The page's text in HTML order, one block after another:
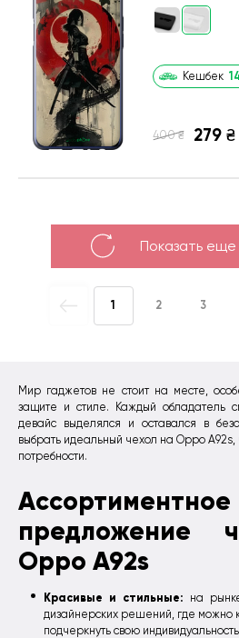
Мир гаджетов не стоит на месте,
защите и стиле. Каждый обладатель
девайс выделялся и оставался в
выбрать идеальный чехол на Oppo A92s,
потребности.
Ассортиментное
предложение
Oppo A92s
Красивые и стильные: на
дизайнерских решений, где можно
подчеркнуть свою
Кешбек
400 ₴ 279 ₴
Показать еще
1 2 3